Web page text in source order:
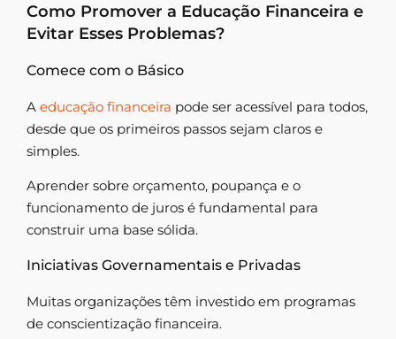
Como Promover a Educação Financeira e
Evitar Esses Problemas?
Comece com o Básico
A educação financeira pode ser acessível para todos,
desde que os primeiros passos sejam claros e
simples.
Aprender sobre orçamento, poupança e o
funcionamento de juros é fundamental para
construir uma base sólida.
Iniciativas Governamentais e Privadas
Muitas organizações têm investido em programas
de conscientização financeira.